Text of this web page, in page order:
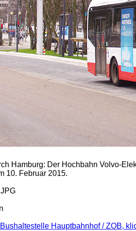
Hamburg: Der Hochbahn Volvo-
10. Februar 2015.
Hauptbahnhof / ZOB,